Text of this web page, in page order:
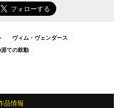
ヴィム・ヴェンダース
ての鼓動
品情報